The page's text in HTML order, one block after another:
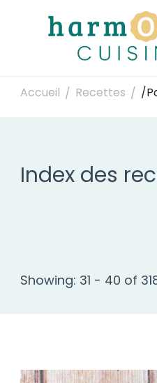
Harmonie
Accueil / Recettes / /
Index des
Showing: 31 - 40 of